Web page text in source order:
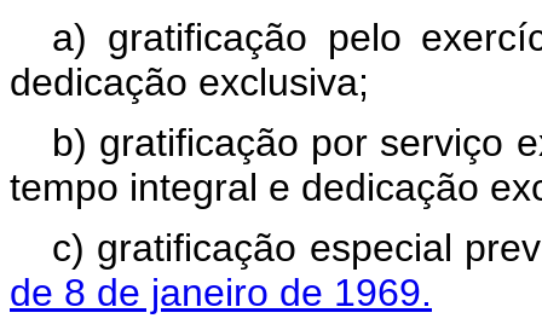
a) gratificação pelo
dedicação exclusiva;
b) gratificação por serviço
tempo integral e dedicação
c) gratificação especial
de 8 de janeiro de 1969.